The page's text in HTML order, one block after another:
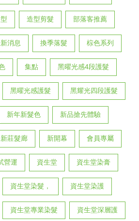
造型剪髮 部落客推薦
消息 換季落髮 棕色系列
集點 黑曜光感4段護髮
黑曜光感護髮 黑耀光四段護髮
新年新髮色 新品搶先體驗
新莊髮廊 新開幕 會員專屬
營運 資生堂 資生堂染膏
資生堂染髮， 資生堂染護
資生堂專業染髮 資生堂深層護